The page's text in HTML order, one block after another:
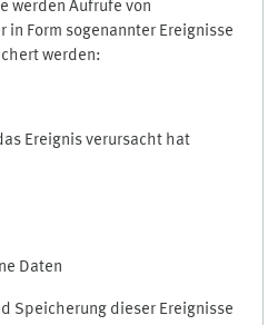
werden Aufrufe von
Form sogenannter Ereignisse
werden:
Ereignis verursacht hat
Daten
Speicherung dieser Ereignisse